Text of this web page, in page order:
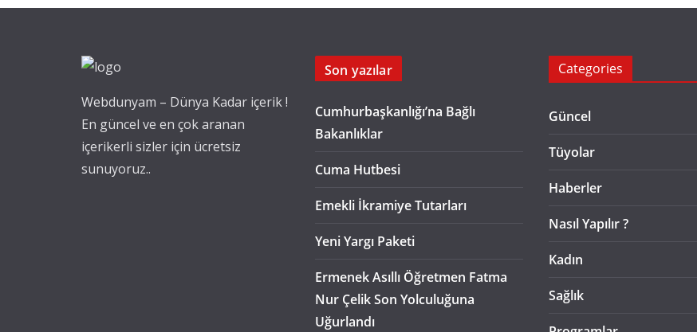
Webdunyam – Dünya Kadar içerik !
En güncel ve en çok aranan
içerikerli sizler için ücretsiz
sunuyoruz..
Son yazılar
Cumhurbaşkanlığı’na Bağlı
Bakanlıklar
Cuma Hutbesi
Emekli İkramiye Tutarları
Yeni Yargı Paketi
Ermenek Asıllı Öğretmen Fatma
Nur Çelik Son Yolculuğuna
Uğurlandı
Categories
Güncel
Tüyolar
Haberler
Nasıl Yapılır ?
Kadın
Sağlık